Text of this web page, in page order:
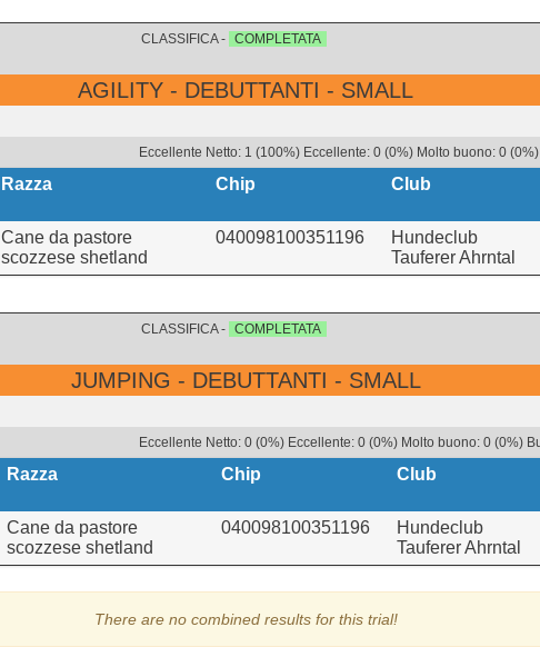
CLASSIFICA - COMPLETATA
AGILITY - DEBUTTANTI - SMALL
Eccellente Netto: 1 (100%) Eccellente: 0 (0%) Molto buono: 0
Razza Chip Club
Cane da pastore
scozzese shetland
040098100351196
Hundeclub
Tauferer Ahrntal
CLASSIFICA - COMPLETATA
JUMPING - DEBUTTANTI - SMALL
Eccellente Netto: 0 (0%) Eccellente: 0 (0%) Molto buono: 0 (0%)
Razza Chip Club
Cane da pastore
scozzese shetland
040098100351196
Hundeclub
Tauferer Ahrntal
There are no combined results for this trial!